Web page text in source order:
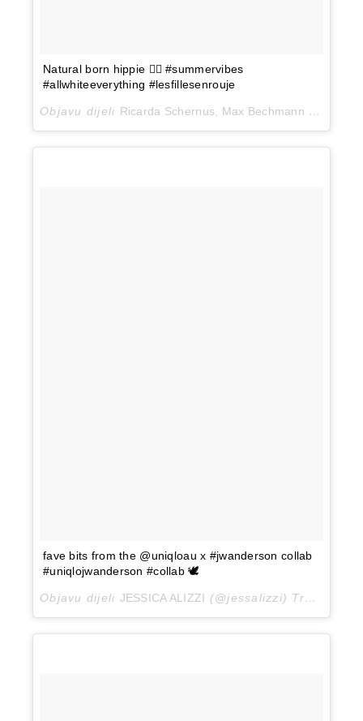
Natural born hippie ✌🏻 #summervibes
#allwhiteeverything #lesfillesenrouje
Objavu dijeli Ricarda Schernus, Max Bechmann
fave bits from the @uniqloau x #jwanderson collab
#uniqlojwanderson #collab 🕊
Objavu dijeli JESSICA ALIZZI (@jessalizzi) Tra 26, 2018 u 5:57 PDT